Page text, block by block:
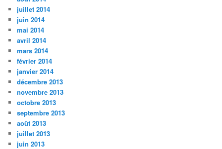
juillet 2014
juin 2014
mai 2014
avril 2014
mars 2014
février 2014
janvier 2014
décembre 2013
novembre 2013
octobre 2013
septembre 2013
août 2013
juillet 2013
juin 2013